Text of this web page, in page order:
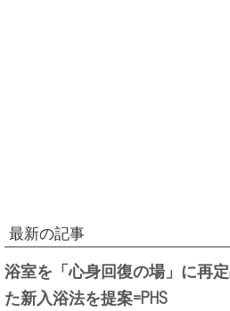
最新の記事
浴室を「心身回復の場」に再
た新入浴法を提案=PHS